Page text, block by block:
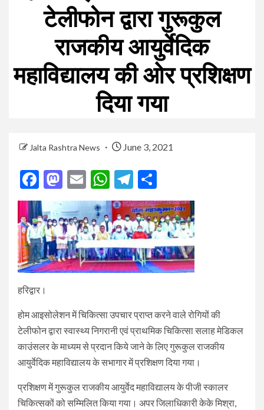
टेलीफोन द्वारा गुरूकुल
राजकीय आयुर्वेदिक
महाविद्यालय की ओर प्रशिक्षण
दिया गया
Jalta Rashtra News June 3, 2021
Facebook
Mastodon
EmailWhatsApp
Telegram
हरिद्वार।
होम आइसोलेशन में चिकित्सा उपचार प्राप्त करने वाले रोगियों की
टेलीफोन द्वारा स्वास्थ्य निगरानी एवं प्राथमिक चिकित्सा सलाह मेडिकल
काउंसलर के माध्यम से प्रदान किये जाने के लिए गुरूकुल राजकीय
आयुर्वेदिक महाविद्यालय के सभागार में प्रशिक्षण दिया गया।
प्रशिक्षण में गुरूकुल राजकीय आयुर्वेद महाविद्यालय के पीजी स्कालर
चिकित्सकों को सम्मिलित किया गया। अपर जिलाधिकारी केके मिश्रा,